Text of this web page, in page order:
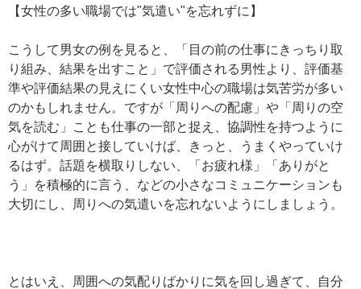
【女性の多い職場では"気遣い"を忘れずに】
こうして男女の例を見ると、「目の前の仕事にきっちり取
り組み、結果を出すこと」で評価される男性より、評価基
準や評価結果の見えにくい女性中心の職場は気苦労が多い
のかもしれません。ですが「周りへの配慮」や「周りの空
気を読む」ことも仕事の一部と捉え、協調性を持つように
心がけて周囲と接していけば、きっと、うまくやっていけ
るはず。話題を横取りしない、「お疲れ様」「ありがと
う」を積極的に言う、などの小さなコミュニケーションも
大切にし、周りへの気遣いを忘れないようにしましょう。
とはいえ、周囲への気配りばかりに気を回し過ぎて、自分